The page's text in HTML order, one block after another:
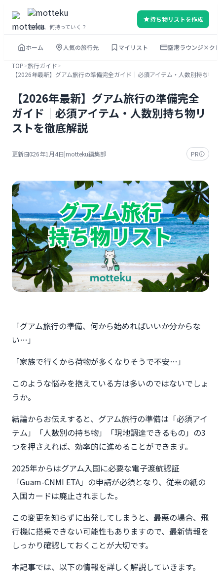
を
その旅、何持っていく？
持ち物リストを作成
ホーム 人気の旅行先 マイリスト 空港ラウンジ×ク
TOP>旅行ガイド>
【2026年最新】グアム旅行の準備完全ガイド｜必須アイテム・人数別持ち物
【2026年最新】グアム旅行の準備完全
ガイド｜必須アイテム・人数別持ち物リ
ストを徹底解説
更新日：2026年1月4日|motteku編集部 PR
「グアム旅行の準備、何から始めればいいか分からな
い…」
「家族で行くから荷物が多くなりそうで不安…」
このような悩みを抱えている方は多いのではないでしょ
うか。
結論からお伝えすると、グアム旅行の準備は「必須アイ
テム」「人数別の持ち物」「現地調達できるもの」の3
つを押さえれば、効率的に進めることができます。
2025年からはグアム入国に必要な電子渡航認証
「Guam-CNMI ETA」の申請が必須となり、従来の紙の
入国カードは廃止されました。
この変更を知らずに出発してしまうと、最悪の場合、飛
行機に搭乗できない可能性もありますので、最新情報を
しっかり確認しておくことが大切です。
本記事では、以下の情報を詳しく解説していきます。